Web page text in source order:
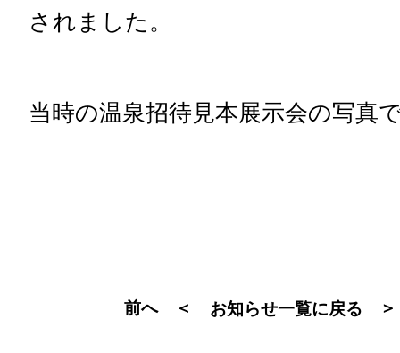
されました。
当時の温泉招待見本展示会の写真
前へ ＜ お知らせ一覧に戻る